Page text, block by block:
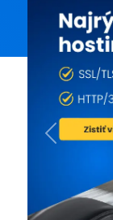
Previous